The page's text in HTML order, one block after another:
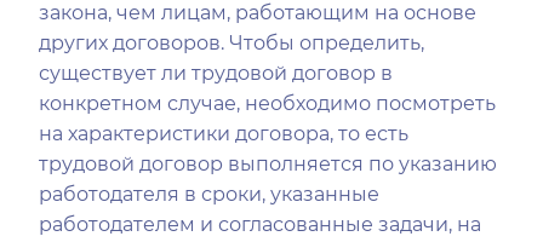
закона, чем лицам, работающим на основе
других договоров. Чтобы определить,
существует ли трудовой договор в
конкретном случае, необходимо посмотреть
на характеристики договора, то есть
трудовой договор выполняется по указанию
работодателя в сроки, указанные
работодателем и согласованные задачи, на